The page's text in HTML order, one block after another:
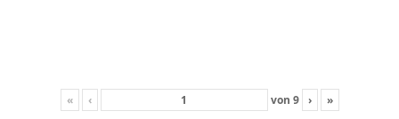
« ‹ von 9 › »